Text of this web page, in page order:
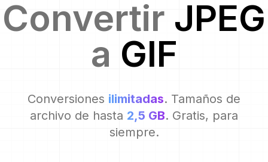
Convertir JPEG
a GIF
Conversiones ilimitadas. Tamaños de
archivo de hasta 2,5 GB. Gratis, para
siempre.